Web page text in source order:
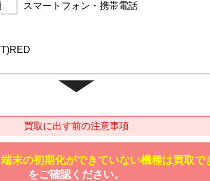
スマートフォン・携帯電話
買取に出す前の注意事項
末の初期化ができていない機種は買取で
をご確認ください。